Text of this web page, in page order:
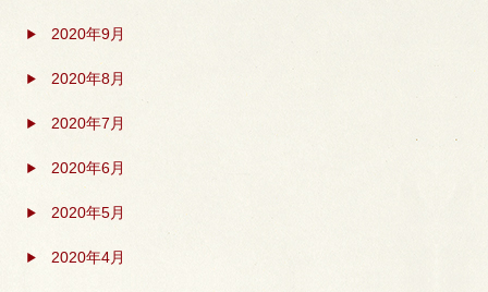
2020年9月
2020年8月
2020年7月
2020年6月
2020年5月
2020年4月